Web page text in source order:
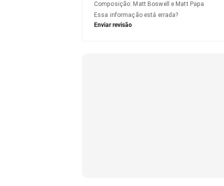
Composição: Matt Boswell e Matt Papa
Essa informação está errada?
Enviar revisão